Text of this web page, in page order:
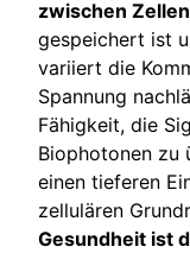
zwischen Zellen
gespeichert ist
variiert die
Spannung
Fähigkeit, die
Biophotonen zu
einen tieferen
zellulären
Gesundheit ist